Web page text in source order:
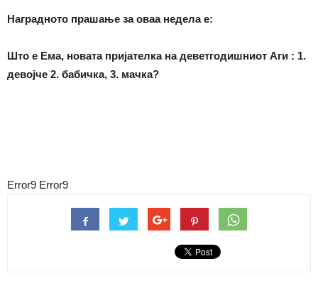
Наградното прашање за оваа недела е:
Што е Ема, новата пријателка на деветгодишниот Аги : 1.
девојче 2. бабичка, 3. мачка?
Error9 Error9